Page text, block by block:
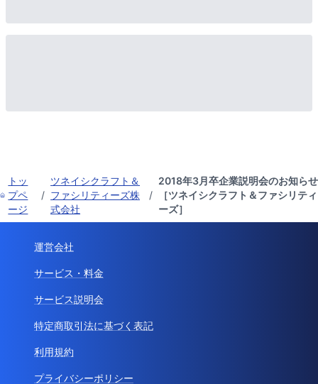
トッ
プペ
ージ
/
ツネイシクラフト＆
ファシリティーズ株
式会社
/
2018年3月卒企業説明会のお知らせ
［ツネイシクラフト＆ファシリティ
ーズ］
運営会社
サービス・料金
サービス説明会
特定商取引法に基づく表記
利用規約
プライバシーポリシー